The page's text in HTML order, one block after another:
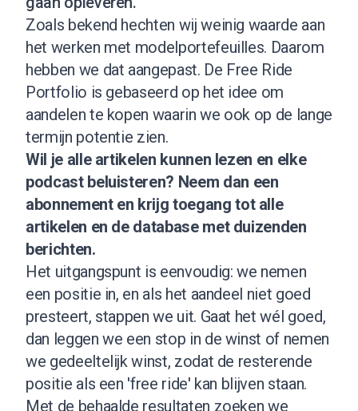
Zoals bekend hechten wij weinig waarde aan
het werken met modelportefeuilles. Daarom
hebben we dat aangepast. De Free Ride
Portfolio is gebaseerd op het idee om
aandelen te kopen waarin we ook op de lange
termijn potentie zien.
Wil je alle artikelen kunnen lezen en elke
podcast beluisteren? Neem dan een
abonnementen krijg toegang tot alle
artikelen en de database met duizenden
berichten.
Het uitgangspunt is eenvoudig: we nemen
een positie in, en als het aandeel niet goed
presteert, stappen we uit. Gaat het wél goed,
dan leggen we een stop in de winst of nemen
we gedeeltelijk winst, zodat de resterende
positie als een 'free ride' kan blijven staan.
Met de behaalde resultaten zoeken we